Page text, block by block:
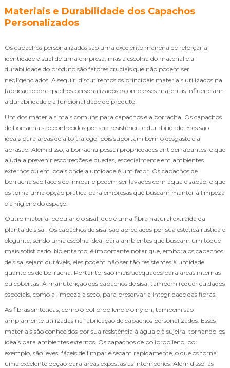
Materiais e Durabilidade dos Capachos
Personalizados
Os capachos personalizados são uma excelente maneira de reforçar a
identidade visual de uma empresa, mas a escolha do material e a
durabilidade do produto são fatores cruciais que não podem ser
negligenciados. A seguir, discutiremos os principais materiais utilizados na
fabricação de capachos personalizados e como esses materiais influenciam
a durabilidade e a funcionalidade do produto.
Um dos materiais mais comuns para capachos é a borracha. Os capachos
de borracha são conhecidos por sua resistência e durabilidade. Eles são
ideais para áreas de alto tráfego, pois suportam bem o desgaste e a
abrasão. Além disso, a borracha possui propriedades antiderrapantes, o que
ajuda a prevenir escorregões e quedas, especialmente em ambientes
externos ou em locais onde a umidade é um fator. Os capachos de
borracha são fáceis de limpar e podem ser lavados com água e sabão, o que
os torna uma opção prática para empresas que buscam manter a limpeza
e a higiene do espaço.
Outro material popular é o sisal, que é uma fibra natural extraída da
planta de sisal. Os capachos de sisal são apreciados por sua estética rústica e
elegante, sendo uma escolha ideal para ambientes que buscam um toque
mais sofisticado. No entanto, é importante notar que, embora os capachos
de sisal sejam duráveis, eles podem não ser tão resistentes à umidade
quanto os de borracha. Portanto, são mais adequados para áreas internas
ou cobertas. A manutenção dos capachos de sisal também requer cuidados
especiais, como a limpeza a seco, para preservar a integridade das fibras.
As fibras sintéticas, como o polipropileno e o nylon, também são
amplamente utilizadas na fabricação de capachos personalizados. Esses
materiais são conhecidos por sua resistência à água e à sujeira, tornando-os
ideais para ambientes externos. Os capachos de polipropileno, por
exemplo, são leves, fáceis de limpar e secam rapidamente, o que os torna
uma excelente opção para áreas expostas às intempéries. Além disso, as